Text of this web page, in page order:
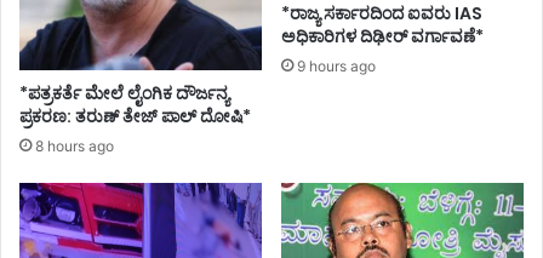
ಗೌ
ಡ
ಮ
ರಿ
ಮೊ
ಮ್
ಮ
ಗ
*ಪತ್ರಕರ್ತೆ ಮೇಲೆ ಲೈಂಗಿಕ ದೌರ್ಜನ್ಯ
ಪ್ರಕರಣ: ತರುಣ್ ತೇಜ್ ಪಾಲ್ ದೋಷಿ*
8 hours ago
*ರಾಜ್ಯ ಸರ್ಕಾರದಿಂದ ಐವರು IAS
ಅಧಿಕಾರಿಗಳ ದಿಢೀರ್ ವರ್ಗಾವಣೆ*
9 hours ago